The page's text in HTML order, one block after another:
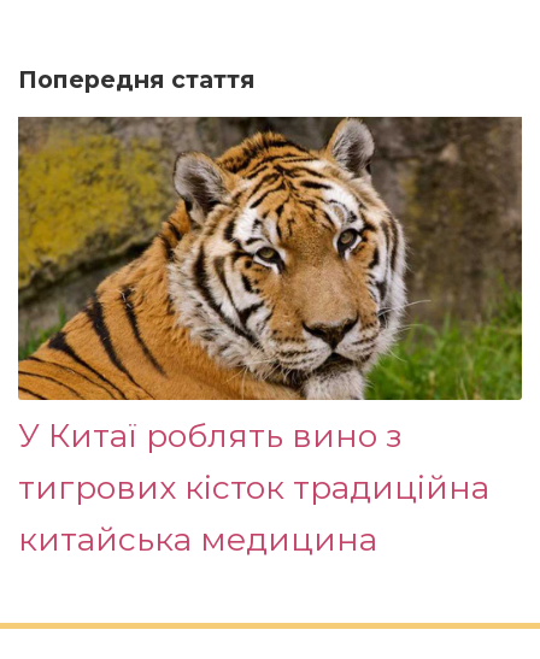
Попередня стаття
У Китаї роблять вино з
тигрових кісток традиційна
китайська медицина